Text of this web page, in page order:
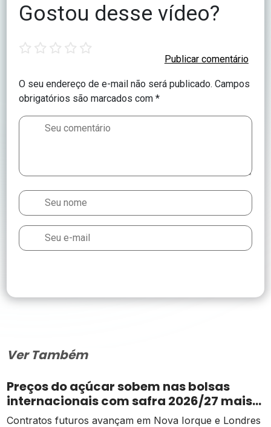
Gostou desse vídeo?
O seu endereço de e-mail não será publicado. Campos
obrigatórios são marcados com*
star stars stars stars stars
Ver Também
Preços do açúcar sobem nas bolsas
internacionais com safra 2026/27 mais
apertada
Contratos futuros avançam em Nova Iorque e Londres